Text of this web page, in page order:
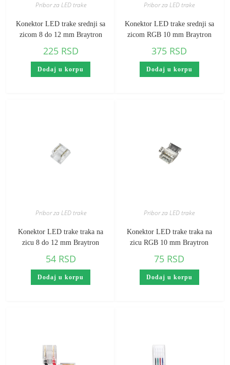
Pribor za LED trake
Konektor LED trake srednji sa
zicom 8 do 12 mm Braytron
225 RSD
Dodaj u korpu
Pribor za LED trake
Konektor LED trake srednji sa
zicom RGB 10 mm Braytron
375 RSD
Dodaj u korpu
Pribor za LED trake
Konektor LED trake traka na
zicu 8 do 12 mm Braytron
54 RSD
Dodaj u korpu
Pribor za LED trake
Konektor LED trake traka na
zicu RGB 10 mm Braytron
75 RSD
Dodaj u korpu